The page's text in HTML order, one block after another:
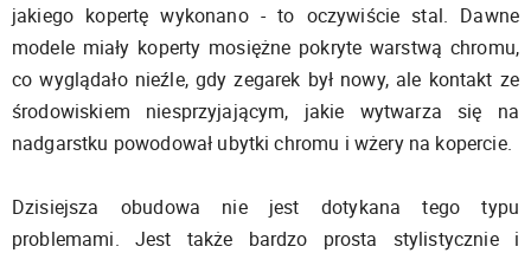
jakiego kopertę wykonano - to oczywiście stal. Dawne
modele miały koperty mosiężne pokryte warstwą chromu,
co wyglądało nieźle, gdy zegarek był nowy, ale kontakt ze
środowiskiem niesprzyjającym, jakie wytwarza się na
nadgarstku powodował ubytki chromu i wżery na kopercie.
Dzisiejsza obudowa nie jest dotykana tego typu
problemami. Jest także bardzo prosta stylistycznie i